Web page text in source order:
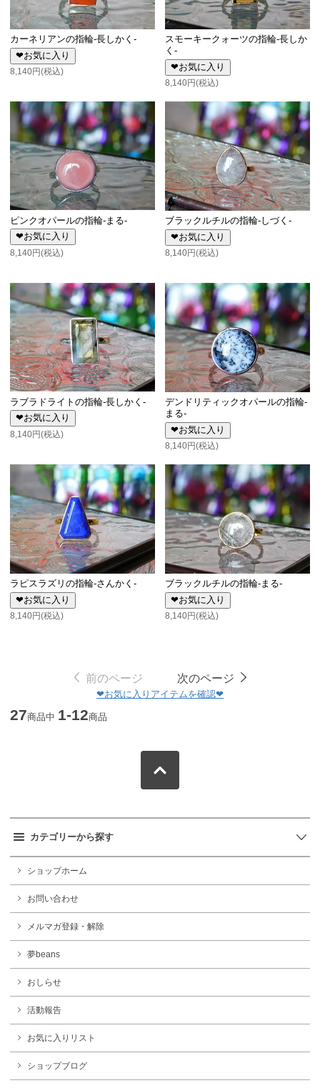
カーネリアンの指輪-長しかく-
❤お気に入り
8,140円(税込)
スモーキークォーツの指輪-長しか
く-
❤お気に入り
8,140円(税込)
ピンクオパールの指輪-まる-
❤お気に入り
8,140円(税込)
ブラックルチルの指輪-しづく-
❤お気に入り
8,140円(税込)
ラブラドライトの指輪-長しかく-
❤お気に入り
8,140円(税込)
デンドリティックオパールの指輪-
まる-
❤お気に入り
8,140円(税込)
ラピスラズリの指輪-さんかく-
❤お気に入り
8,140円(税込)
ブラックルチルの指輪-まる-
❤お気に入り
8,140円(税込)
前のページ 次のページ
❤お気に入りアイテムを確認❤
27商品中 1-12商品
カテゴリーから探す
ショップホーム
お問い合わせ
メルマガ登録・解除
夢beans
おしらせ
活動報告
お気に入りリスト
ショップブログ